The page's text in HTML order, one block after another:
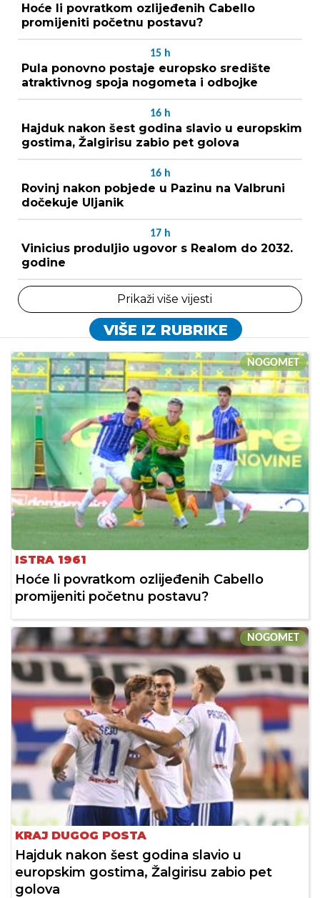
Hoće li povratkom ozlijeđenih Cabello
promijeniti početnu postavu?
15 h
Pula ponovno postaje europsko središte
atraktivnog spoja nogometa i odbojke
16 h
Hajduk nakon šest godina slavio u europskim
gostima, Žalgirisu zabio pet golova
16 h
Rovinj nakon pobjede u Pazinu na Valbruni
dočekuje Uljanik
17 h
Vinicius produljio ugovor s Realom do 2032.
godine
Prikaži više vijesti
VIŠE IZ RUBRIKE
NOGOMET
ISTRA 1961
Hoće li povratkom ozlijeđenih Cabello
promijeniti početnu postavu?
NOGOMET
KRAJ DUGOG POSTA
Hajduk nakon šest godina slavio u
europskim gostima, Žalgirisu zabio pet
golova